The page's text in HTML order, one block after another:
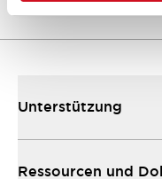
Unterstützung
Ressourcen und